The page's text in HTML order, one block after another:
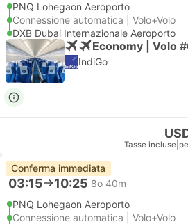
PNQ Lohegaon Aeroporto
Connessione automatica | Volo+Volo
DXB Dubai Internazionale Aeroporto
Economy | Volo
IndiGo
Tasse incluse
Conferma immediata
03:15 10:25 8o 40m
PNQ Lohegaon Aeroporto
Connessione automatica | Volo+Volo